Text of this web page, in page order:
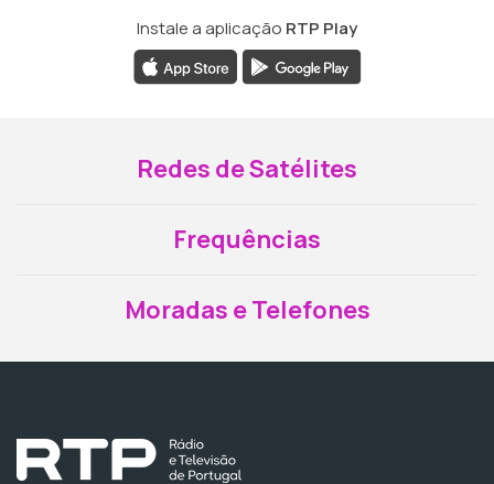
Instale a aplicação RTP Play
Redes de Satélites
Frequências
Moradas e Telefones